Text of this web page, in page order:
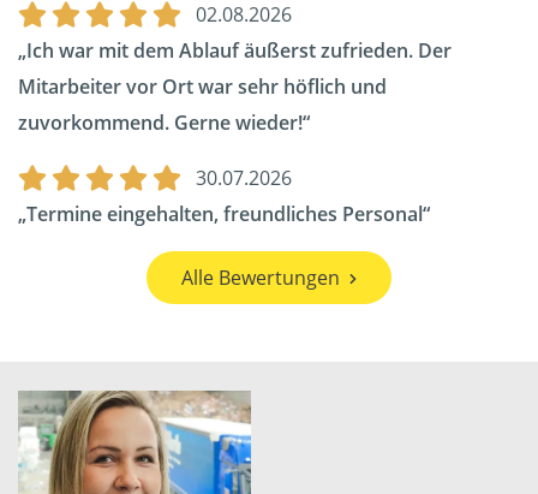
02.08.2026
Ich war mit dem Ablauf äußerst zufrieden. Der
Mitarbeiter vor Ort war sehr höflich und
zuvorkommend. Gerne wieder!
30.07.2026
Termine eingehalten, freundliches Personal
Alle Bewertungen